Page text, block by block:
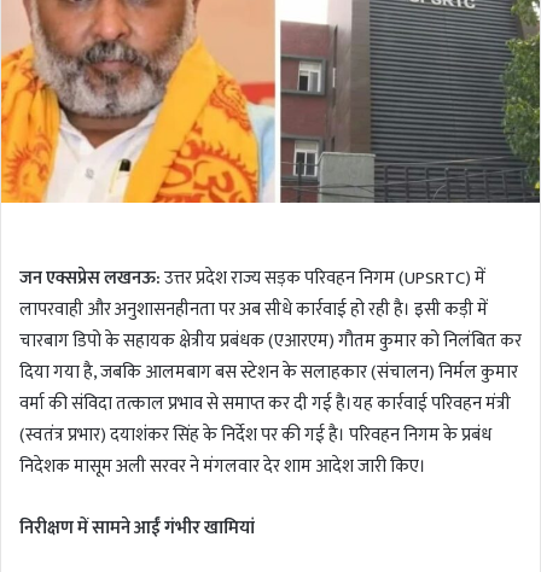
o
n
T
w
i
e
m
a
i
जन एक्सप्रेस लखनऊ:उत्तर प्रदेश राज्य सड़क परिवहन निगम (UPSRTC) में
लापरवाही और अनुशासनहीनता पर अब सीधे कार्रवाई हो रही है। इसी कड़ी में
चारबाग डिपो के सहायक क्षेत्रीय प्रबंधक (एआरएम) गौतम कुमार को निलंबित कर
दिया गया है, जबकि आलमबाग बस स्टेशन के सलाहकार (संचालन) निर्मल कुमार
वर्मा की संविदा तत्काल प्रभाव से समाप्त कर दी गई है।यह कार्रवाई परिवहन मंत्री
(स्वतंत्र प्रभार) दयाशंकर सिंह के निर्देश पर की गई है। परिवहन निगम के प्रबंध
निदेशक मासूम अली सरवर ने मंगलवार देर शाम आदेश जारी किए।
निरीक्षण में सामने आईं गंभीर खामियां